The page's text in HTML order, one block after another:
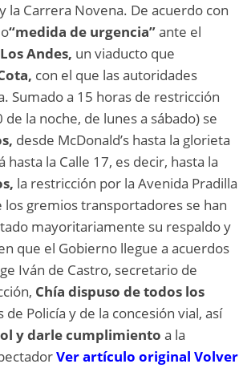
y la Carrera Novena. De acuerdo con
“medida de urgencia”ante el
Andes, un viaducto que
con el que las autoridades
Sumado a 15 horas de restricción
la noche, de lunes a sábado) se
desde McDonald’s hasta la glorieta
la Calle 17, es decir, hasta la
la restricción por la Avenida Pradilla
los gremios transportadores se han
mayoritariamente su respaldo y
que el Gobierno llegue a acuerdos
Iván de Castro, secretario de
Chía dispuso de todos los
Policía y de la concesión vial, así
y darle cumplimientoa la
Ver artículo original Volver